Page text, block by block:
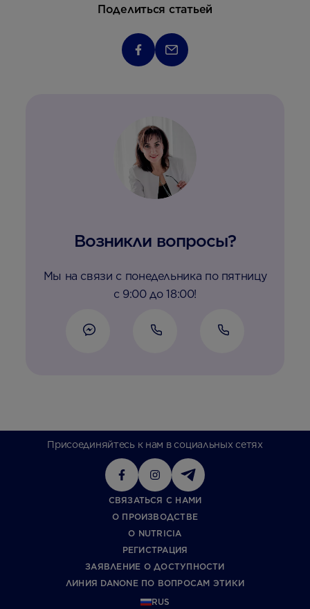
Поделиться статьей
Возникли вопросы?
Мы на связи с понедельника по пятницу
с 9:00 до 18:00!
Присоединяйтесь к нам в социальных сетях
СВЯЗАТЬСЯ С НАМИ
О ПРОИЗВОДСТВЕ
О NUTRICIA
РЕГИСТРАЦИЯ
ЗАЯВЛЕНИЕ О ДОСТУПНОСТИ
ЛИНИЯ DANONE ПО ВОПРОСАМ ЭТИКИ
RUS